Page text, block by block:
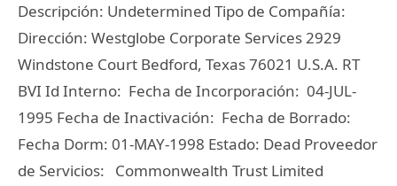
Descripción: Undetermined Tipo de Compañía:
Dirección: Westglobe Corporate Services 2929
Windstone Court Bedford, Texas 76021 U.S.A. RT
BVI Id Interno: Fecha de Incorporación: 04-JUL-
1995 Fecha de Inactivación: Fecha de Borrado:
Fecha Dorm: 01-MAY-1998 Estado: Dead Proveedor
de Servicios: Commonwealth Trust Limited